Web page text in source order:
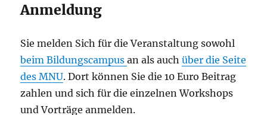
Anmeldung
Sie melden Sich für die Veranstaltung sowohl
beim Bildungscampusan als auchüber die Seite
des MNU. Dort können Sie die 10 Euro Beitrag
zahlen und sich für die einzelnen Workshops
und Vorträge anmelden.